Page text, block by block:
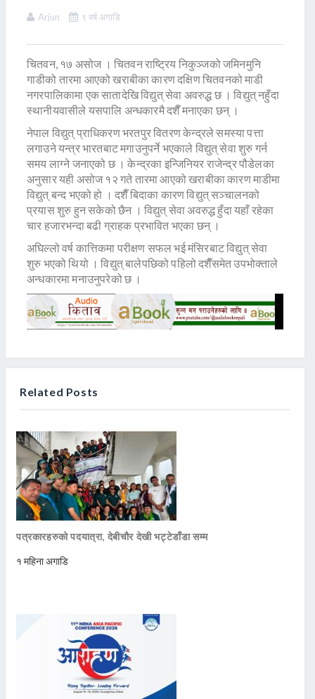
Arjun ९ वर्ष अगाडि
चितवन, १७ असोज । चितवन राष्ट्रिय निकुञ्जको जमिनमुनि
गाडीको तारमा आएको खराबीका कारण दक्षिण चितवनको माडी
नगरपालिकामा एक सातादेखि विद्युत् सेवा अवरुद्ध छ । विद्युत् नहुँदा
स्थानीयवासीले यसपालि अन्धकारमै दशैँ मनाएका छन् ।
नेपाल विद्युत् प्राधिकरण भरतपुर वितरण केन्द्रले समस्या पत्ता
लगाउने यन्त्र भारतबाट मगाउनुपर्ने भएकाले विद्युत् सेवा शुरु गर्न
समय लाग्ने जनाएको छ । केन्द्रका इन्जिनियर राजेन्द्र पौडेलका
अनुसार यही असोज १२ गते तारमा आएको खराबीका कारण माडीमा
विद्युत् बन्द भएको हो । दशैँ बिदाका कारण विद्युत् सञ्चालनको
प्रयास शुरु हुन सकेको छैन । विद्युत् सेवा अवरुद्ध हुँदा यहाँ रहेका
चार हजारभन्दा बढी ग्राहक प्रभावित भएका छन् ।
अघिल्लो वर्ष कात्तिकमा परीक्षण सफल भई मंसिरबाट विद्युत् सेवा
शुरु भएको थियो । विद्युत् बालेपछिको पहिलो दशैँसमेत उपभोक्ताले
अन्धकारमा मनाउनुपरेको छ ।
Related Posts
पत्रकारहरुको पदयात्रा, देबीचौर देखी भट्टेडाँडा सम्म
१ महिना अगाडि